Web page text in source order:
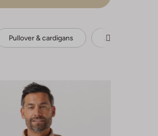
Pullover & cardigans Jacken